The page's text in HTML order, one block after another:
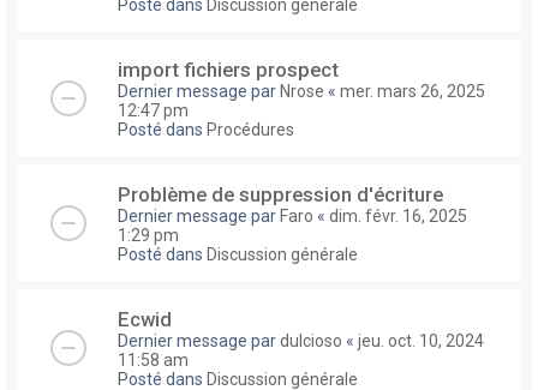
Posté dans Discussion générale
import fichiers prospect
Dernier message par Nrose « mer. mars 26, 2025
12:47 pm
Posté dans Procédures
Problème de suppression d'écriture
Dernier message par Faro « dim. févr. 16, 2025
1:29 pm
Posté dans Discussion générale
Ecwid
Dernier message pardulcioso « jeu. oct. 10, 2024
11:58 am
Posté dans Discussion générale